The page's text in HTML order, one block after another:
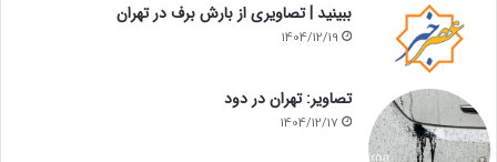
ببینید | تصاویری از بارش برف در تهران
1404/12/19
تصاویر: تهران در دود
1404/12/17